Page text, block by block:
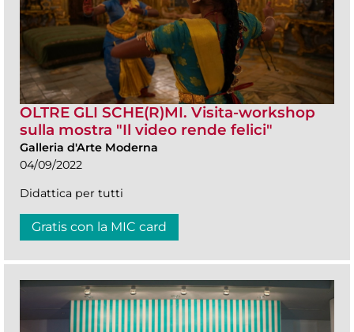
OLTRE GLI SCHE(R)MI. Visita-workshop
sulla mostra "Il video rende felici"
Galleria d'Arte Moderna
04/09/2022
Didattica per tutti
Gratis con la MIC card